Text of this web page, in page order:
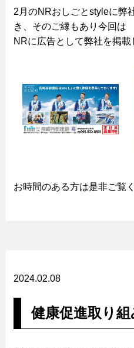
2月のNRおしごとstyleに弊
き、そのご縁もあり今回は
NRに広告として弊社を掲載
お時間のある方は是非ご覧
2024.02.08
健康促進取り